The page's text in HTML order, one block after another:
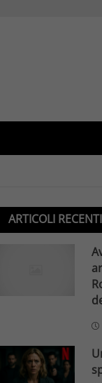
ARTICOLI RECENTI